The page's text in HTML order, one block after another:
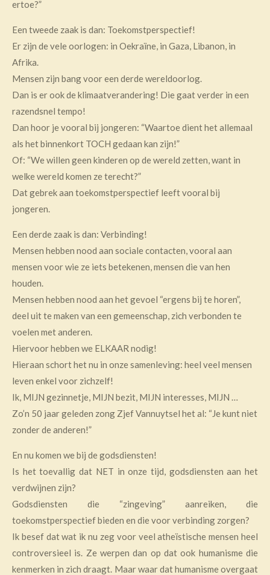
ertoe?”
Een tweede zaak is dan: Toekomstperspectief!
Er zijn de vele oorlogen: in Oekraïne, in Gaza, Libanon, in
Afrika.
Mensen zijn bang voor een derde wereldoorlog.
Dan is er ook de klimaatverandering! Die gaat verder in een
razendsnel tempo!
Dan hoor je vooral bij jongeren: “Waartoe dient het allemaal
als het binnenkort TOCH gedaan kan zijn!”
Of: “We willen geen kinderen op de wereld zetten, want in
welke wereld komen ze terecht?”
Dat gebrek aan toekomstperspectief leeft vooral bij
jongeren.
Een derde zaak is dan: Verbinding!
Mensen hebben nood aan sociale contacten, vooral aan
mensen voor wie ze iets betekenen, mensen die van hen
houden.
Mensen hebben nood aan het gevoel “ergens bij te horen”,
deel uit te maken van een gemeenschap, zich verbonden te
voelen met anderen.
Hiervoor hebben we ELKAAR nodig!
Hieraan schort het nu in onze samenleving: heel veel mensen
leven enkel voor zichzelf!
Ik, MIJN gezinnetje, MIJN bezit, MIJN interesses, MIJN …
Zo’n 50 jaar geleden zong Zjef Vannuytsel het al: “Je kunt niet
zonder de anderen!”
En nu komen we bij de godsdiensten!
Is het toevallig dat NET in onze tijd, godsdiensten aan het
verdwijnen zijn?
Godsdiensten die “zingeving” aanreiken, die
toekomstperspectief bieden en die voor verbinding zorgen?
Ik besef dat wat ik nu zeg voor veel atheïstische mensen heel
controversieel is. Ze werpen dan op dat ook humanisme die
kenmerken in zich draagt. Maar waar dat humanisme overgaat